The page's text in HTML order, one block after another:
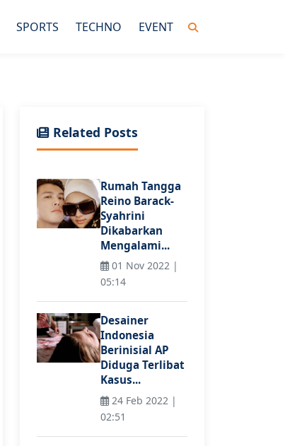
SPORTS TECHNO EVENT
Related Posts
Rumah Tangga
Reino Barack-
Syahrini
Dikabarkan
Mengalami...
01 Nov 2022 |
05:14
Desainer
Indonesia
Berinisial AP
Diduga Terlibat
Kasus...
24 Feb 2022 |
02:51